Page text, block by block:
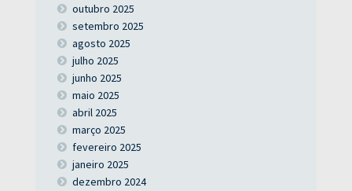
outubro 2025
setembro 2025
agosto 2025
julho 2025
junho 2025
maio 2025
abril 2025
março 2025
fevereiro 2025
janeiro 2025
dezembro 2024